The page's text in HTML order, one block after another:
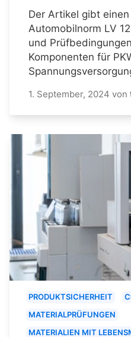
Der Artikel gibt
Automobilnorm LV
und
Komponenten für
1. September, 2024 von
PRODUKTSICHERHEIT
MATERIALPRÜFUNGEN
MATERIALIEN MIT